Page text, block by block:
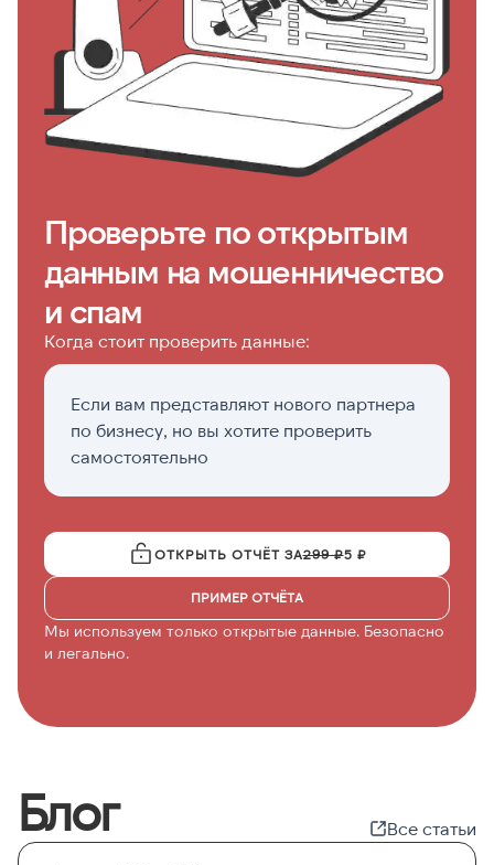
Проверьте по открытым
данным на мошенничество
и спам
Когда стоит проверить данные:
Если вам представляют нового партнера
по бизнесу, но вы хотите проверить
самостоятельно
ОТКРЫТЬ ОТЧЁТ ЗА299 ₽5 ₽
ПРИМЕР ОТЧЁТА
Мы используем только открытые данные. Безопасно
и легально.
Блог Все статьи